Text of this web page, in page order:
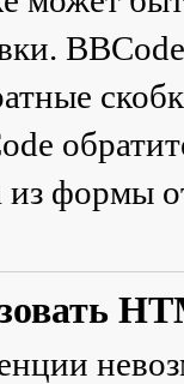
из формы